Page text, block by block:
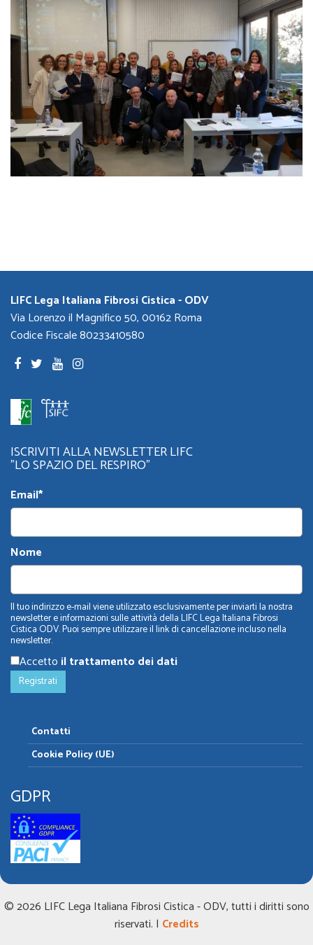
LIFC Lega Italiana Fibrosi Cistica - ODV
Via Lorenzo il Magnifico 50, 00162 Roma
Codice Fiscale 80233410580
ISCRIVITI ALLA NEWSLETTER LIFC
"LO SPAZIO DEL RESPIRO"
Email*
Nome
Il tuo indirizzo e-mail viene utilizzato esclusivamente per inviarti la nostra
newsletter e informazioni sulle attività della LIFC Lega Italiana Fibrosi
Cistica ODV. Puoi sempre utilizzare il link di cancellazione incluso nella
newsletter.
Accetto il trattamento dei dati
Contatti
Cookie Policy (UE)
GDPR
© 2026 LIFC Lega Italiana Fibrosi Cistica - ODV, tutti i diritti sono
riservati. | Credits